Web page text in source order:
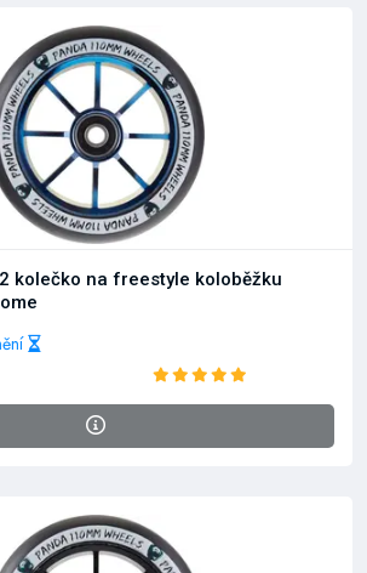
kolečko na freestyle koloběžku